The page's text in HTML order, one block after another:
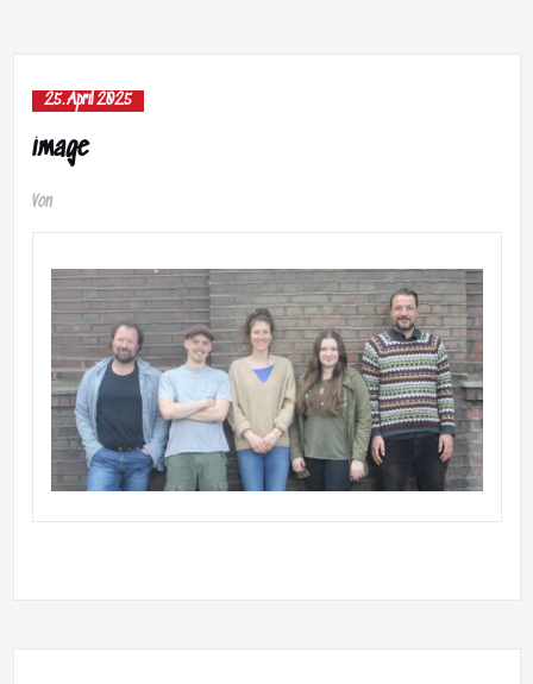
25. April 2025
image
Von